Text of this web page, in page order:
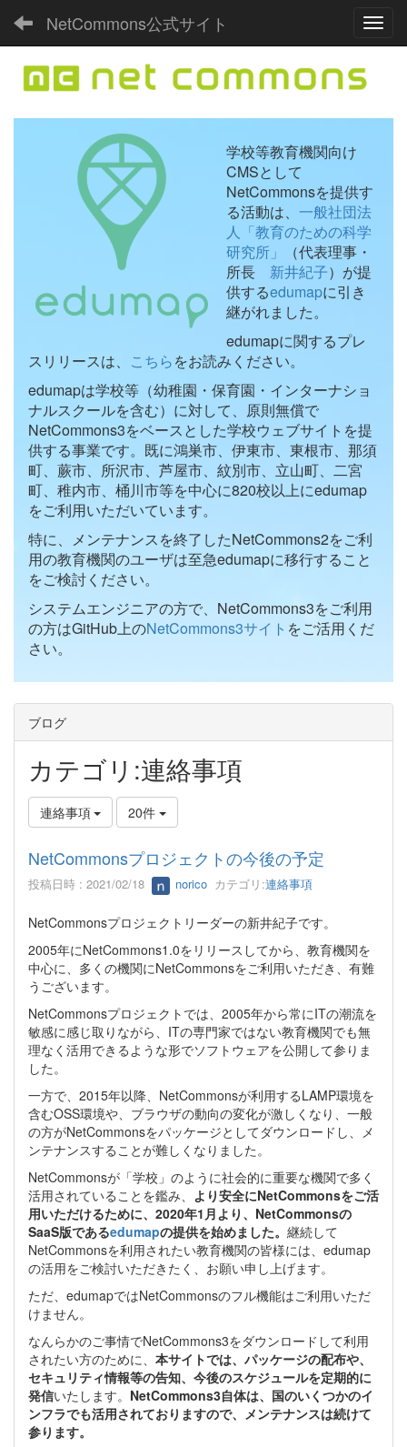
NetCommons公式サイト
学校等教育機関向け
CMSとして
NetCommonsを提供す
る活動は、 一般社団法
人「教育のための科学
研究所」
（代表理事・
所長 新井紀子）が提
供するedumapに引き
継がれました。
edumapに関するプレ
スリリースは、 こちらをお読みください。
edumapは学校等（幼稚園・保育園・インターナショ
ナルスクールを含む）に対して、原則無償で
NetCommons3をベースとした学校ウェブサイトを提
供する事業です。既に鴻巣市、伊東市、東根市、那須
町、蕨市、所沢市、芦屋市、紋別市、立山町、二宮
町、稚内市、桶川市等を中心に820校以上にedumap
をご利用いただいています。
特に、メンテナンスを終了したNetCommons2をご利
用の教育機関のユーザは至急edumapに移行すること
をご検討ください。
システムエンジニアの方で、NetCommons3をご利用
の方はGitHub上のNetCommons3サイト をご活用くだ
さい。
ブログ
カテゴリ:連絡事項
連絡事項 20件
NetCommonsプロジェクトの今後の予定
投稿日時 : 2021/02/18 norico カテゴリ:連絡事項
NetCommonsプロジェクトリーダーの新井紀子です。
2005年にNetCommons1.0をリリースしてから、教育機関を
中心に、多くの機関にNetCommonsをご利用いただき、有難
うございます。
NetCommonsプロジェクトでは、2005年から常にITの潮流を
敏感に感じ取りながら、ITの専門家ではない教育機関でも無
理なく活用できるような形でソフトウェアを公開して参りま
した。
一方で、2015年以降、NetCommonsが利用するLAMP環境を
含むOSS環境や、ブラウザの動向の変化が激しくなり、一般
の方がNetCommonsをパッケージとしてダウンロードし、メ
ンテナンスすることが難しくなりました。
NetCommonsが「学校」のように社会的に重要な機関で多く
活用されていることを鑑み、 より安全にNetCommonsをご活
用いただけるために、2020年1月より、NetCommonsの
SaaS版であるedumapの提供を始めました。 継続して
NetCommonsを利用されたい教育機関の皆様には、edumap
の活用をご検討いただきたく、お願い申し上げます。
ただ、edumapではNetCommonsのフル機能はご利用いただ
けません。
なんらかのご事情でNetCommons3をダウンロードして利用
されたい方のために、 本サイトでは、パッケージの配布や、
セキュリティ情報等の告知、今後のスケジュールを定期的に
発信いたします。 NetCommons3自体は、国のいくつかのイ
ンフラでも活用されておりますので、メンテナンスは続けて
参ります。